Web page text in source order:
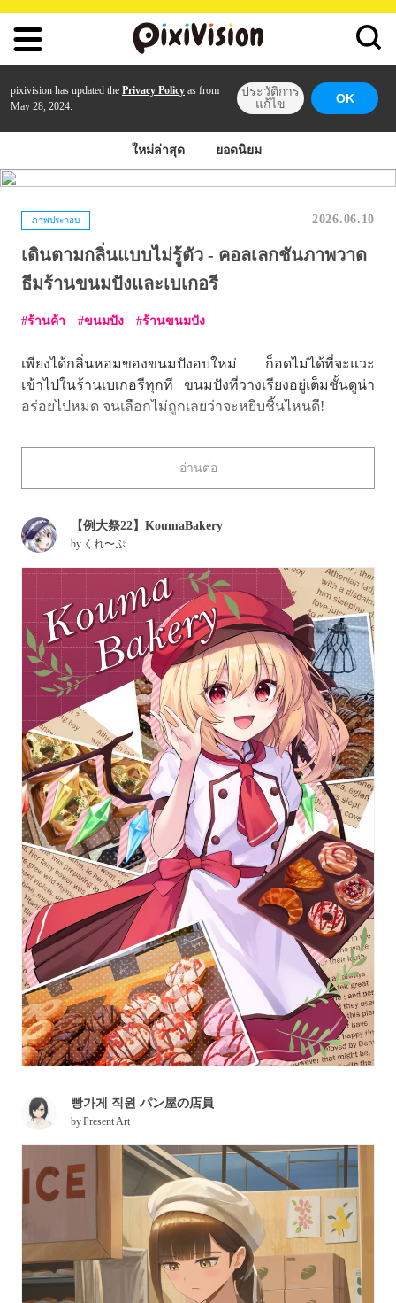
pixivision has updated the Privacy Policy as from
May 28, 2024.
ประวัติการ
แก้ไข
OK
ใหม่ล่าสุด ยอดนิยม
ภาพประกอบ 2026.06.10
เดินตามกลิ่นแบบไม่รู้ตัว - คอลเลกชันภาพวาด
ธีมร้านขนมปังและเบเกอรี
ร้านค้า ขนมปัง ร้านขนมปัง
เพียงได้กลิ่นหอมของขนมปังอบใหม่ ก็อดไม่ได้ที่จะแวะ
เข้าไปในร้านเบเกอรีทุกที ขนมปังที่วางเรียงอยู่เต็มชั้นดูน่า
อร่อยไปหมด จนเลือกไม่ถูกเลยว่าจะหยิบชิ้นไหนดี!
ครั้งนี้ เราได้รวบรวมภาพประกอบเกี่ยวกับร้านขนมปังและ
เบเกอรีมาให้ชมกัน เชิญรับชมและรับชิมได้เลย!
อ่านต่อ
【例大祭22】KoumaBakery
by くれ〜ぷ
빵가게 직원 パン屋の店員
byPresent Art